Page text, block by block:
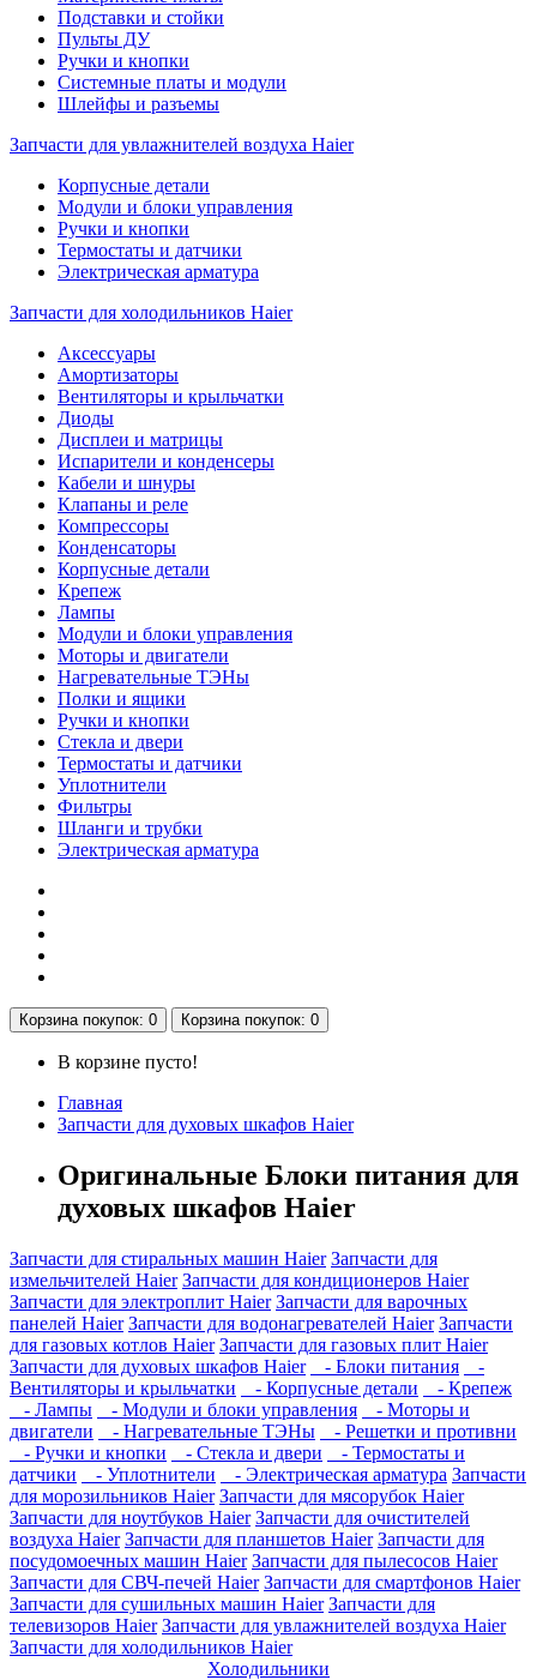
Подставки и стойки
Пульты ДУ
Ручки и кнопки
Системные платы и модули
Шлейфы и разъемы
Запчасти для увлажнителей воздуха Haier
Корпусные детали
Модули и блоки управления
Ручки и кнопки
Термостаты и датчики
Электрическая арматура
Запчасти для холодильников Haier
Аксессуары
Амортизаторы
Вентиляторы и крыльчатки
Диоды
Дисплеи и матрицы
Испарители и конденсеры
Кабели и шнуры
Клапаны и реле
Компрессоры
Конденсаторы
Корпусные детали
Крепеж
Лампы
Модули и блоки управления
Моторы и двигатели
Нагревательные ТЭНы
Полки и ящики
Ручки и кнопки
Стекла и двери
Термостаты и датчики
Уплотнители
Фильтры
Шланги и трубки
Электрическая арматура
Корзинапокупок: 0 Корзинапокупок: 0
В корзине пусто!
Главная
Запчасти для духовых шкафов Haier
Оригинальные Блоки питания для
духовых шкафов Haier
Запчасти для стиральных машин Haier Запчасти для
измельчителей Haier Запчасти для кондиционеров Haier
Запчасти для электроплит Haier Запчасти для варочных
панелей Haier Запчасти для водонагревателей Haier Запчасти
для газовых котлов Haier Запчасти для газовых плит Haier
Запчасти для духовых шкафов Haier
- Блоки питания
-
Вентиляторы и крыльчатки
- Корпусные детали
- Крепеж
- Лампы
- Модули и блоки управления
- Моторы и
двигатели
- Нагревательные ТЭНы
- Решетки и противни
- Ручки и кнопки
- Стекла и двери
- Термостаты и
датчики
- Уплотнители - Электрическая арматура Запчасти
для морозильников Haier Запчасти для мясорубок Haier
Запчасти для ноутбуков Haier Запчасти для очистителей
воздуха Haier Запчасти для планшетов Haier Запчасти для
посудомоечных машин Haier Запчасти для пылесосов Haier
Запчасти для СВЧ-печей Haier Запчасти для смартфонов Haier
Запчасти для сушильных машин Haier Запчасти для
телевизоров Haier Запчасти для увлажнителей воздуха Haier
Запчасти для холодильников Haier
Холодильники